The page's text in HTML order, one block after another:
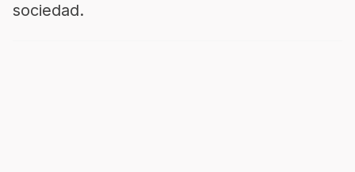
sociedad.